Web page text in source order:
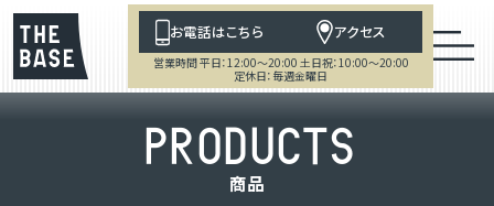
お電話はこちら アクセス
営業時間 平日：12:00～20:00 土日祝：10:00～20:00
定休日：毎週金曜日
PRODUCTS
商品